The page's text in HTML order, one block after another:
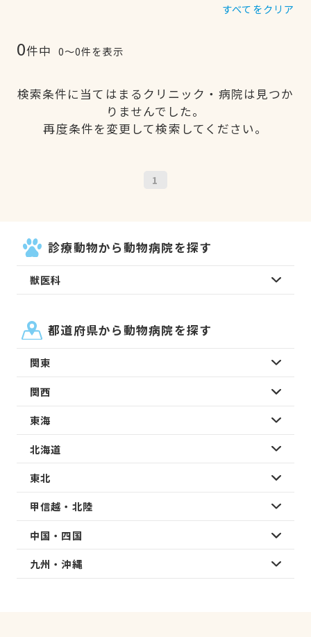
すべてをクリア
0件中 0〜0件を表示
検索条件に当てはまるクリニック・病院は見つか
りませんでした。
再度条件を変更して検索してください。
1
診療動物から動物病院を探す
獣医科
都道府県から動物病院を探す
関東
関西
東海
北海道
東北
甲信越・北陸
中国・四国
九州・沖縄